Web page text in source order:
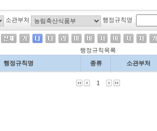
소관부처 행정규칙명
행정규칙목록
행정규칙명 종류 소관부처
1